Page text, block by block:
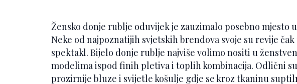
Žensko donje rublje oduvijek je zauzimalo posebno mjesto
Neke od najpoznatijih svjetskih brendova svoje su revije
spektakl. Bijelo donje rublje najviše volimo nositi u
modelima ispod finih pletiva i toplih kombinacija. Odlični
prozirnije bluze i svijetle košulje gdje se kroz tkaninu